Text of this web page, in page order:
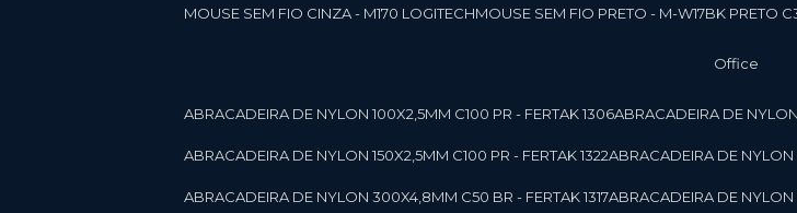
MOUSE SEM FIO CINZA - M170 LOGITECH MOUSE SEM FIO PRETO - M-W17BK PRETO
Office
ABRACADEIRA DE NYLON 100X2,5MM C100 PR - FERTAK 1306 ABRACADEIRA DE
ABRACADEIRA DE NYLON 150X2,5MM C100 PR - FERTAK 1322 ABRACADEIRA DE
ABRACADEIRA DE NYLON 300X4,8MM C50 BR - FERTAK 1317 ABRACADEIRA DE